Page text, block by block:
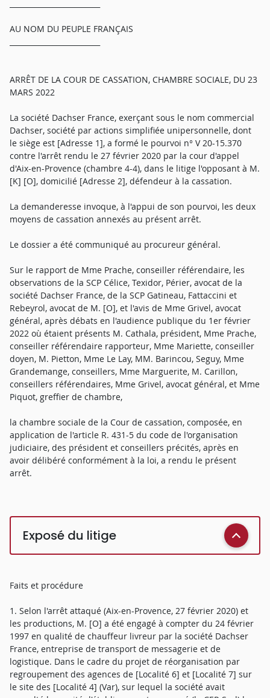
AU NOM DU PEUPLE FRANÇAIS
ARRÊT DE LA COUR DE CASSATION, CHAMBRE SOCIALE, DU 23
MARS 2022
La société Dachser France, exerçant sous le nom commercial
Dachser, société par actions simplifiée unipersonnelle, dont
le siège est [Adresse 1], a formé le pourvoi n° V 20-15.370
contre l'arrêt rendu le 27 février 2020 par la cour d'appel
d'Aix-en-Provence (chambre 4-4), dans le litige l'opposant à M.
[K] [O], domicilié [Adresse 2], défendeur à la cassation.
La demanderesse invoque, à l'appui de son pourvoi, les deux
moyens de cassation annexés au présent arrêt.
Le dossier a été communiqué au procureur général.
Sur le rapport de Mme Prache, conseiller référendaire, les
observations de la SCP Célice, Texidor, Périer, avocat de la
société Dachser France, de la SCP Gatineau, Fattaccini et
Rebeyrol, avocat de M. [O], et l'avis de Mme Grivel, avocat
général, après débats en l'audience publique du 1er février
2022 où étaient présents M. Cathala, président, Mme Prache,
conseiller référendaire rapporteur, Mme Mariette, conseiller
doyen, M. Pietton, Mme Le Lay, MM. Barincou, Seguy, Mme
Grandemange, conseillers, Mme Marguerite, M. Carillon,
conseillers référendaires, Mme Grivel, avocat général, et Mme
Piquot, greffier de chambre,
la chambre sociale de la Cour de cassation, composée, en
application de l'article R. 431-5 du code de l'organisation
judiciaire, des président et conseillers précités, après en
avoir délibéré conformément à la loi, a rendu le présent
arrêt.
Exposé du litige
Faits et procédure
1. Selon l'arrêt attaqué (Aix-en-Provence, 27 février 2020) et
les productions, M. [O] a été engagé à compter du 24 février
1997 en qualité de chauffeur livreur par la société Dachser
France, entreprise de transport de messagerie et de
logistique. Dans le cadre du projet de réorganisation par
regroupement des agences de [Localité 6] et [Localité 7] sur
le site des [Localité 4] (Var), sur lequel la société avait